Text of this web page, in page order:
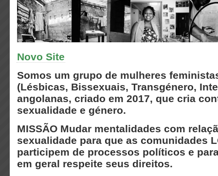
Novo Site
Somos um grupo de mulheres
(Lésbicas, Bissexuais, Transgénero,
angolanas, criado em 2017, que cria
sexualidade e género.
MISSÃO Mudar mentalidades com
sexualidade para que as comunidades
participem de processos políticos e
em geral respeite seus direitos.